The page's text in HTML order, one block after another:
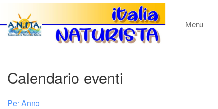
Menu
Calendario eventi
Per Anno